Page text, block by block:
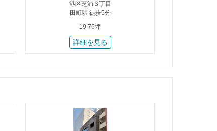
港区芝浦３丁目
田町駅 徒歩5分
19.76坪
詳細を見る